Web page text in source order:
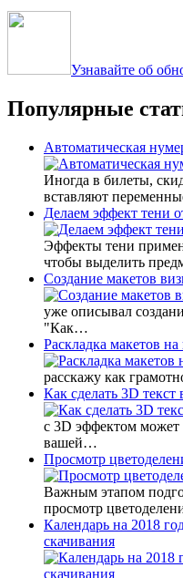
Узнавайте об
Популярные
Автоматическая
Иногда в билеты,
вставляют
Делаем эффект тени
Эффекты тени
чтобы выделить
Создание макетов
уже описывал
"Как…
Раскладка макетов
расскажу как
Как сделать 3D текст
с 3D эффектом
вашей…
Просмотр
Важным этапом
просмотр
Календарь на 2018
скачивания